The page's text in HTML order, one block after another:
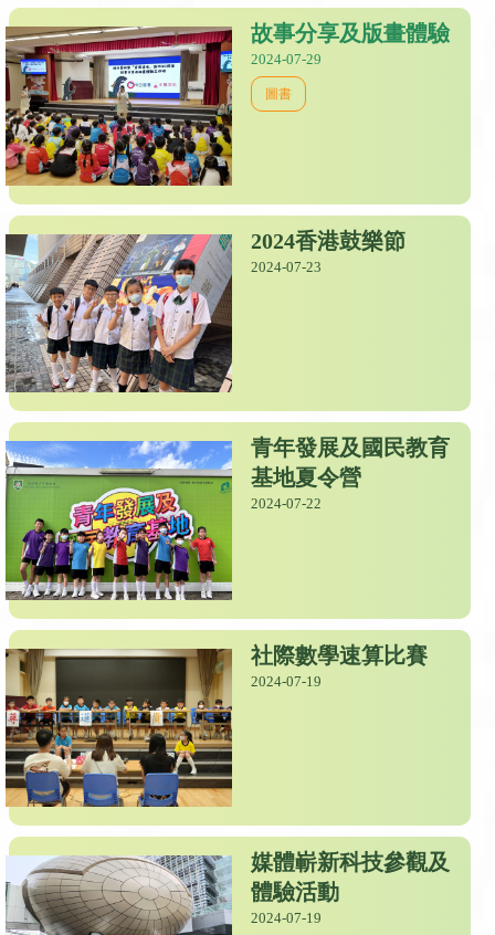
故事分享及版畫體驗
2024-07-29
圖書
2024香港鼓樂節
2024-07-23
青年發展及國民教育
基地夏令營
2024-07-22
社際數學速算比賽
2024-07-19
媒體嶄新科技參觀及
體驗活動
2024-07-19